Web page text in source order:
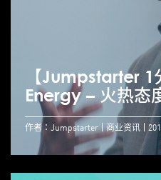
【Jumpstarter
Energy – 火热态
作者：Jumpstarter 商业资讯